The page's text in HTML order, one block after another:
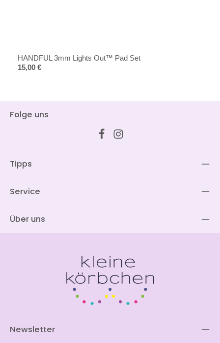
HANDFUL 3mm Lights Out™ Pad Set
Regulärer Preis:
15,00 €
Folge uns
Tipps
Service
Über uns
Newsletter